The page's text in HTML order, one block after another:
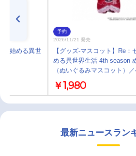
ら始める異世
予約
2026/11/21 発売
【グッズ-マスコット】Re：
める異世界生活 4th season
（ぬいぐるみマスコット）
ス￥1,980
最新ニュースラン